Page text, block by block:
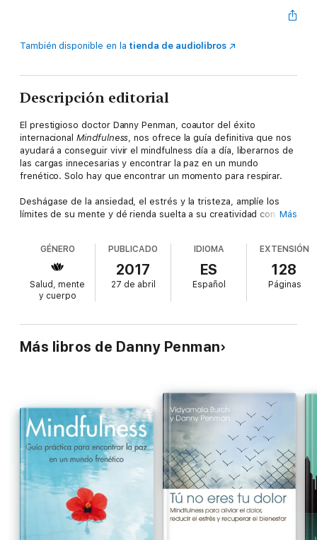
También disponible en la tienda de audiolibros
Descripción editorial
El prestigioso doctor Danny Penman, coautor del éxito
internacionalMindfulness , nos ofrece la guía definitiva que nos
ayudará a conseguir vivir el mindfulness día a día, liberarnos de
las cargas innecesarias y encontrar la paz en un mundo
frenético. Solo hay que encontrar un momento para respirar.
Deshágase de la ansiedad, el estrés y la tristeza, amplíe los
límites de su mente y dé rienda suelta a su creatividad con
pequeño momento mindfulness descubrirá una versión más
feliz y sosegada de sí mismo.
¿Los efectos secundarios? Sonreirá más. Se preocupará
menos. Vivir será un placer.
Más
GÉNERO
Salud, mente
y cuerpo
PUBLICADO
2017
27 de abril
IDIOMA
ES
Español
EXTENSIÓN
128
Páginas
Más libros de Danny Penman